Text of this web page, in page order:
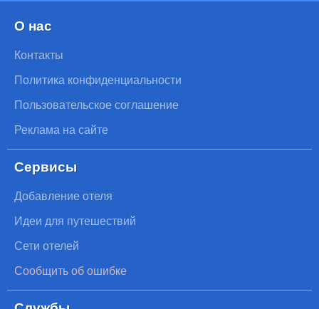
О нас
Контакты
Политика конфиденциальности
Пользовательское соглашение
Реклама на сайте
Сервисы
Добавление отеля
Идеи для путешествий
Сети отелей
Сообщить об ошибке